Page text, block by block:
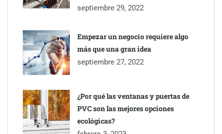
Última llamada: los destinos con las mayores caídas de precios
septiembre 29, 2022
Empezar un negocio requiere algo
más que una gran idea
septiembre 27, 2022
¿Por qué las ventanas y puertas de
PVC son las mejores opciones
ecológicas?